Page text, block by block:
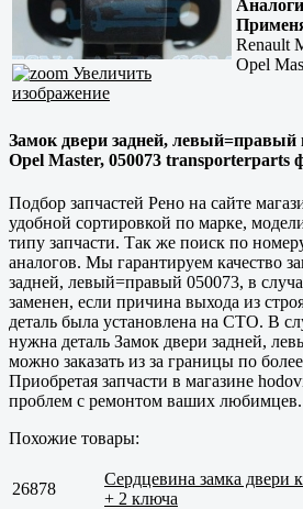
Увеличить
изображение
Renault
Opel
Замок двери задней, левый=правый
Opel Master, 050073 transporterparts
Подбор запчастей Рено на сайте
удобной сортировкой по марке,
типу запчасти. Так же поиск по
аналогов. Мы гарантируем качество
задней, левый=правый 050073, в
заменен, если причина выхода из
деталь была установлена на СТО. В
нужна деталь Замок двери задней,
можно заказать из за границы по
Приобретая запчасти в магазине
проблем с ремонтом ваших любимцев.
Похожие товары:
26878
Сердцевина замка двери
+ 2 ключа